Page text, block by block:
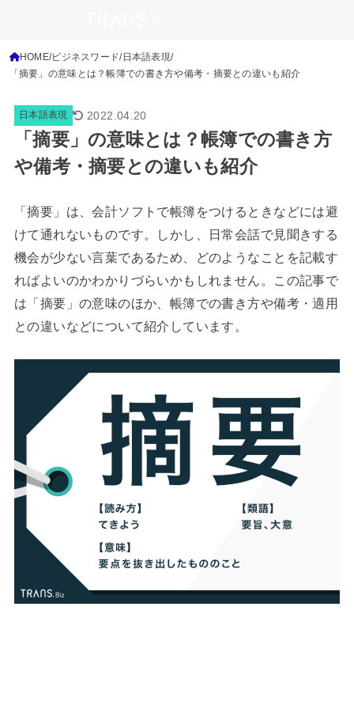
HOME ビジネスワード 日本語表現
「摘要」の意味とは？帳簿での書き方や備考・摘要との違いも紹介
日本語表現 2022.04.20
「摘要」の意味とは？帳簿での書き方
や備考・摘要との違いも紹介
「摘要」は、会計ソフトで帳簿をつけるときなどには避
けて通れないものです。しかし、日常会話で見聞きする
機会が少ない言葉であるため、どのようなことを記載す
ればよいのかわかりづらいかもしれません。この記事で
は「摘要」の意味のほか、帳簿での書き方や備考・適用
との違いなどについて紹介しています。